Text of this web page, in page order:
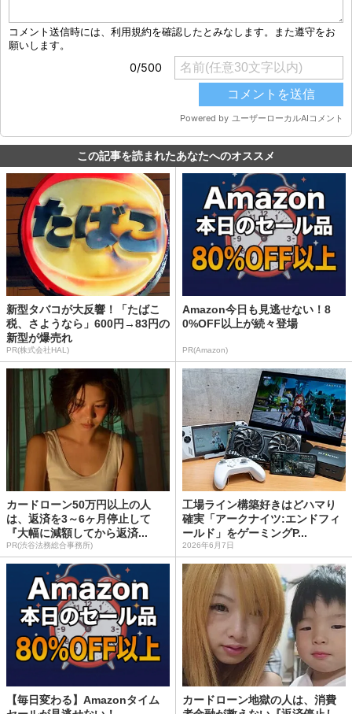
この記事を読まれたあなたへのオススメ
新型タバコが大反響！「たばこ
税、さようなら」600円→83円の
新型が爆売れ
PR(株式会社HAL)
Amazon今日も見逃せない！8
0%OFF以上が続々登場
PR(Amazon)
カードローン50万円以上の人
は、返済を3～6ヶ月停止して
『大幅に減額してから返済...
PR(渋谷法務総合事務所)
工場ライン構築好きはどハマり
確実「アークナイツ:エンドフィ
ールド」をゲーミングP...
2026年6月7日
【毎日変わる】Amazonタイム
カードローン地獄の人は、消費